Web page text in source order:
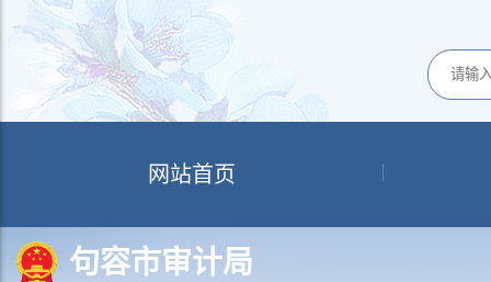
网站首页
句容市审计局